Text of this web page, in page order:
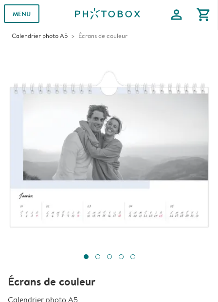
MENU profile shopping_cart
Calendrier photo A5 Écrans de couleur
Écrans de couleur
Calendrier photo A5